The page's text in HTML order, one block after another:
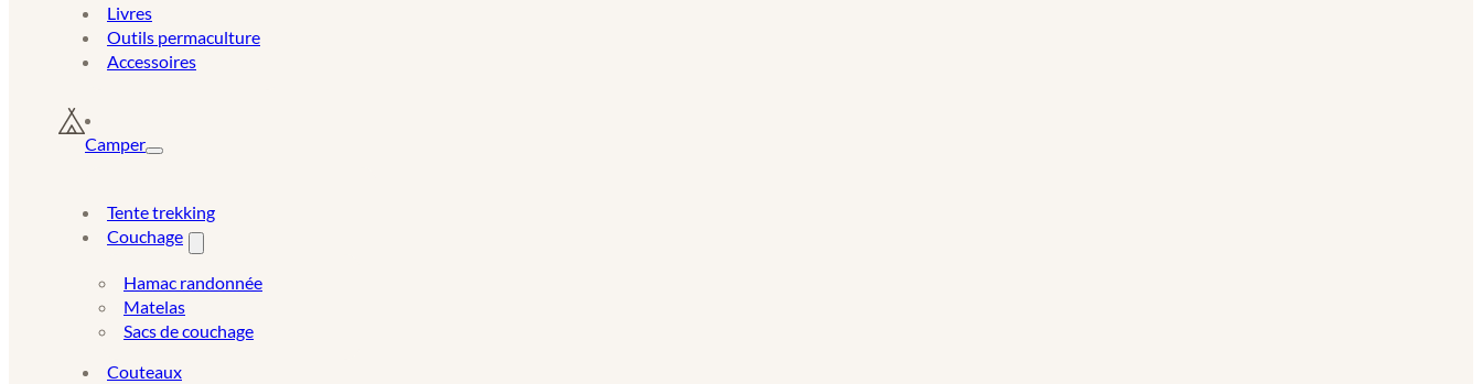
Livres
Outils permaculture
Accessoires
Camper
Tente trekking
Couchage
Hamac randonnée
Matelas
Sacs de couchage
Couteaux